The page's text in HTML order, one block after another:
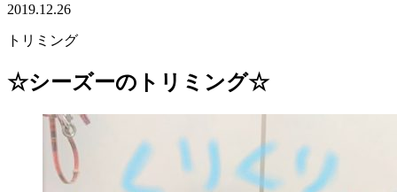
2019.12.26
トリミング
☆シーズーのトリミング☆